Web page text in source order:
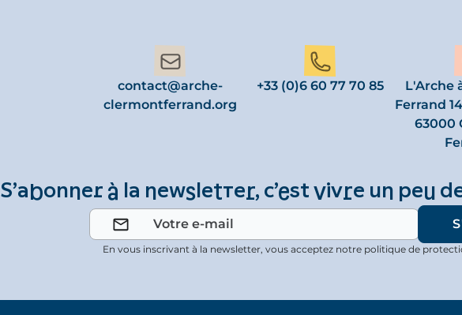
contact@arche-
clermontferrand.org
+33 (0)6 60 77 70 85
L'Arche
Ferrand
63000
S’abonner à la newsletter, c’est vivre un peu
En vous inscrivant à la newsletter, vous acceptez notre politique de